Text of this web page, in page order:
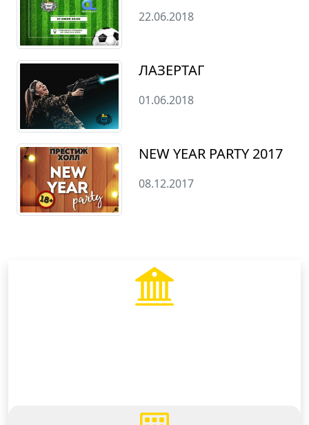
22.06.2018
ЛАЗЕРТАГ
01.06.2018
NEW YEAR PARTY 2017
08.12.2017